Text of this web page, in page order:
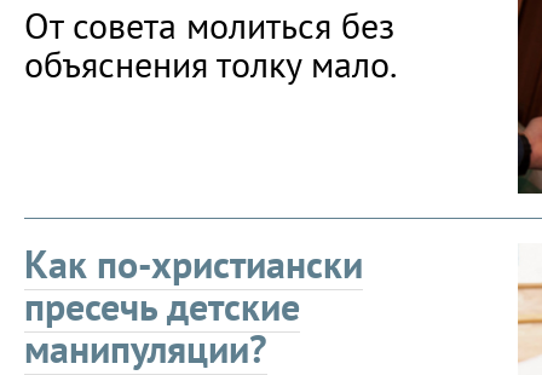
От совета молиться без
объяснения толку мало.
Как по-христиански
пресечь детские
манипуляции?